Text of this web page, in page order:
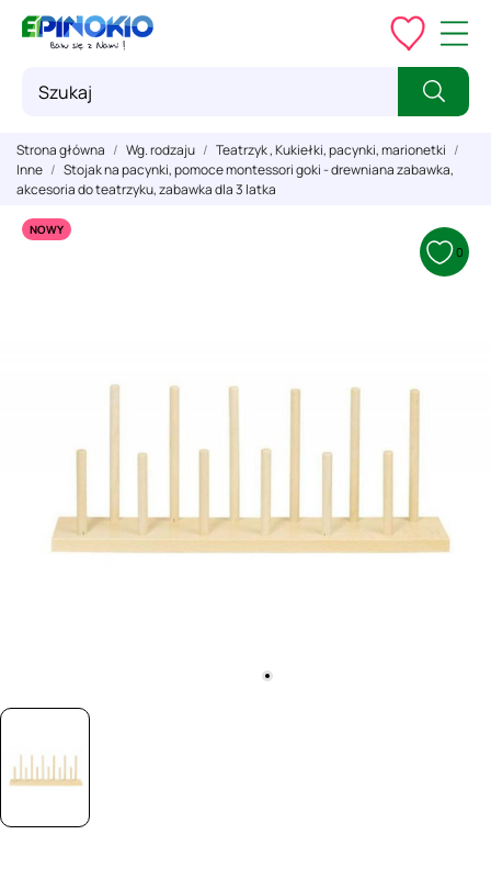
Strona główna Wg. rodzaju
Teatrzyk , Kukiełki, pacynki, marionetki
Inne
Stojak na pacynki, pomoce montessori goki - drewniana zabawka,
akcesoria do teatrzyku, zabawka dla 3 latka
NOWY
0